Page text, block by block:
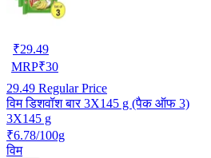
₹29.49
MRP₹30
29.49 Regular Price
विम डिशवॉश बार 3X145 g (पैक ऑफ 3)
3X145 g
₹6.78/100g
विम